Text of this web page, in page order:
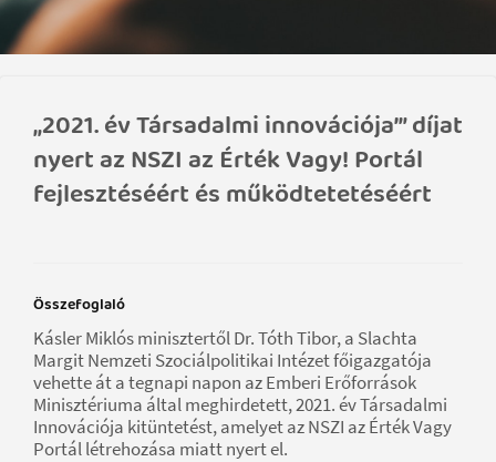
„2021. év Társadalmi innovációja’” díjat
nyert az NSZI az Érték Vagy! Portál
fejlesztéséért és működtetetéséért
Összefoglaló
Kásler Miklós minisztertől Dr. Tóth Tibor, a Slachta
Margit Nemzeti Szociálpolitikai Intézet főigazgatója
vehette át a tegnapi napon az Emberi Erőforrások
Minisztériuma által meghirdetett, 2021. év Társadalmi
Innovációja kitüntetést, amelyet az NSZI az Érték Vagy
Portál létrehozása miatt nyert el.